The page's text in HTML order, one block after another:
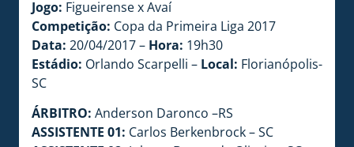
Jogo: Figueirense x Avaí
Competição: Copa da Primeira Liga 2017
Data: 20/04/2017 – Hora: 19h30
Estádio: Orlando Scarpelli – Local: Florianópolis-
SC
ÁRBITRO: Anderson Daronco –RS
ASSISTENTE 01: Carlos Berkenbrock – SC